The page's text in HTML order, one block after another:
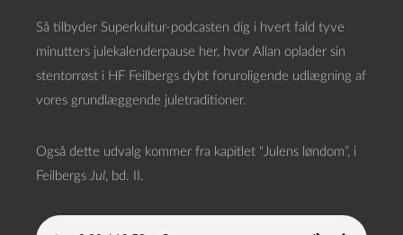
Så tilbyder Superkultur-podcasten dig i hvert fald tyve
minutters julekalenderpause her, hvor Allan oplader sin
stentorrøst i HF Feilbergs dybt foruroligende udlægning af
vores grundlæggende juletraditioner.
Også dette udvalg kommer fra kapitlet “Julens løndom”, i
Feilbergs Jul, bd. II.